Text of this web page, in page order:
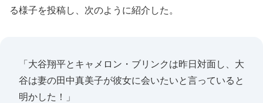
る様子を投稿し、次のように紹介した。
「大谷翔平とキャメロン・ブリンクは昨日対面し、大
谷は妻の田中真美子が彼女に会いたいと言っていると
明かした！」